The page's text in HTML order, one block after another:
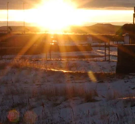
verlag
verlag
veranstaltungen
shop
fragen & hilfe
unterstützen